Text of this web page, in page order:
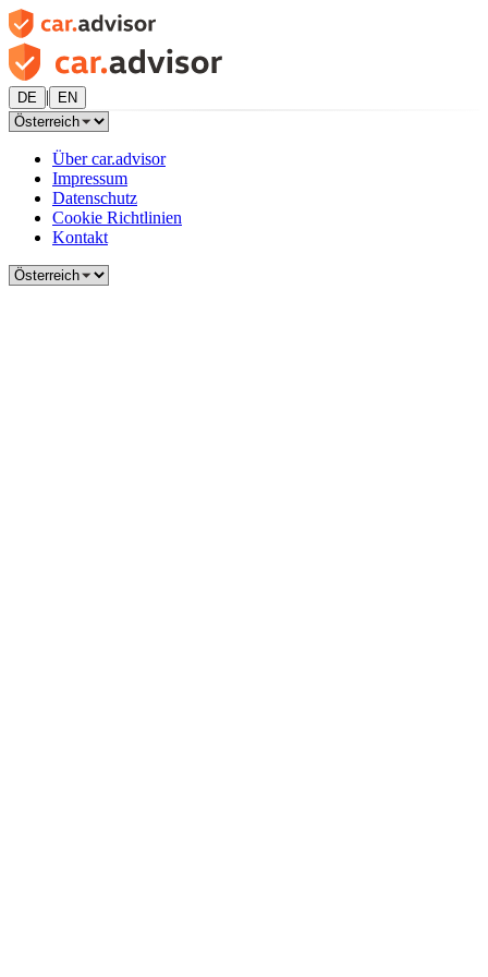
DE | EN
Über car.advisor
Impressum
Datenschutz
Cookie Richtlinien
Kontakt